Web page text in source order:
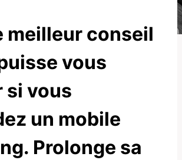
meilleur conseil
vous
si vous
un mobile
Prolonge sa